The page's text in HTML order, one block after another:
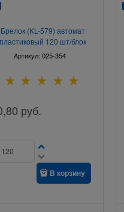
Брелок (KL-579) автомат
пластиковый 120 шт/блок
Артикул:025-354
руб.
В корзину